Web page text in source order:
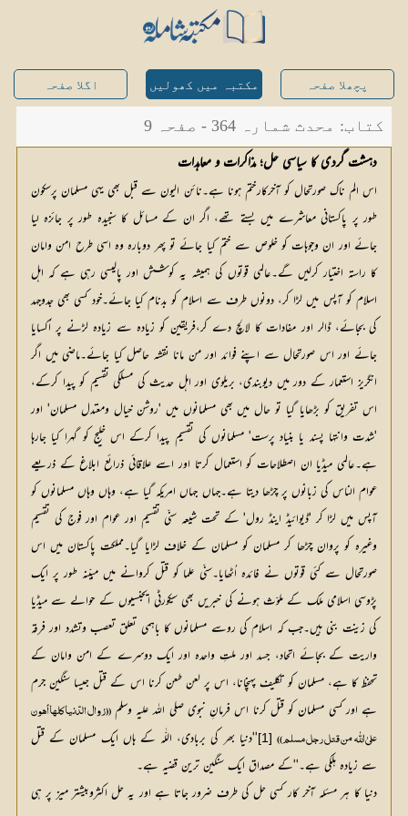
پچھلا صفحہ مکتبہ میں کھولیں اگلا صفحہ
کتاب: محدث شمارہ 364 - صفحہ 9
دہشت گردی کا سیاسی حل؛ مذاکرات و معاہدات
اس الم ناک صورتحال کو آخرکارختم ہونا ہے۔نائن الیون سے قبل بھی یہی مسلمان پرسکون
طور پر پاکستانی معاشرے میں بستے تھے، اگر ان کے مسائل کا سنجیدہ طور پر جائزہ لیا
جائے اور ان وجوہات کو خلوص سے ختم کیا جائے تو پھر دوبارہ وہ اسی طرح امن وامان
کا راستہ اختیار کرلیں گے۔عالمی قوتوں کی ہمیشہ یہ کوشش اور پالیسی رہی ہے کہ اہل
اسلام کو آپس میں لڑا کر، دونوں طرف سے اسلام کو بدنام کیا جائے۔خود کسی بھی جدوجہد
کی بجائے، ڈالر اور مفادات کا لالچ دے کر،فریقین کو زیادہ سے زیادہ لڑنے پر اُکسایا
جائے اور اس صورتحال سے اپنے فوائد اور من مانا نقشہ حاصل کیا جائے۔ماضی میں اگر
انگریز استعمار کے دور میں دیوبندی، بریلوی اور اہل حدیث کی مسلکی تقسیم کو پیدا کرکے،
اس تفریق کو بڑھایا گیا تو حال میں بھی مسلمانوں میں 'روشن خیال ومعتدل مسلمان' اور
'شدت وانتہا پسند یا بنیاد پرست' مسلمانوں کی تقسیم پیدا کرکے اس خلیج کو گہرا کیا جارہا
ہے۔عالمی میڈیا ان اصطلاحات کو استعمال کرتا اور اسے علاقائی ذرائع ابلاغ کے ذریعے
عوام الناس کی زبانوں پر چڑھا دیتا ہے۔جہاں جہاں امریکہ گیا ہے، وہاں وہاں مسلمانوں کو
آپس میں لڑا کر 'ڈیوائیڈ اینڈ رول' کے تحت شیعہ سنّی تقسیم اور عوام اور فوج کی تقسیم
وغیرہ کو پروان چڑھا کر مسلمان کو مسلمان کے خلاف لڑایا گیا۔مملکت پاکستان میں اس
صورتحال سے کئی قوتوں نے فائدہ اُٹھایا۔سنّی علما کو قتل کروانے میں مبیّنہ طور پر ایک
پڑوسی اسلامی ملک کے ملوّث ہونے کی خبریں بھی سیکورٹی ایجنسیوں کے حوالے سے میڈیا
کی زینت بنی ہیں۔جب کہ اسلام کی روسے مسلمانوں کا باہمی تعلق تعصب وتشدد اور فرقہ
واریت کے بجائے اتحاد، جسد اور ملتِ واحدہ اور ایک دوسرے کے امن وامان کے
تحفظ کا ہے، مسلمان کو تکلیف پہنچانا، اس پر لعن طعن کرنا اس کے قتل جیسا سنگین جرم
ہے اور کسی مسلمان کو قتل کرنا اس فرمانِ نبوی صلی اللہ علیہ وسلم
علىٰ اللّٰہ  من قتل رجل مسلم)) [1]
سے زیادہ ہلکی ہے۔''کے مصداق ایک سنگین ترین قضیہ ہے۔
دنیا کا ہر مسئلہ آخر کار کسی حل کی طرف ضرور جاتا ہے اور یہ حل اکثروبیشتر میز پر ہی